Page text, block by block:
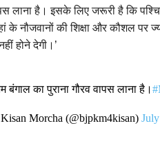
लाना है। इसके लिए जरूरी है कि
के नौजवानों की शिक्षा और कौशल पर
होने देगी।’
बंगाल का पुराना गौरव वापस लाना है।
Morcha (@bjpkm4kisan)